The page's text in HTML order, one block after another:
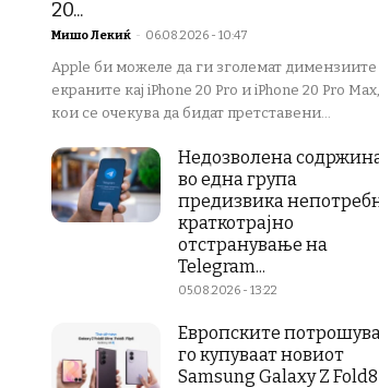
20...
Мишо Лекиќ - 06.08.2026 - 10:47
Apple би можеле да ги зголемат димензиите
екраните кај iPhone 20 Pro и iPhone 20 Pro Max,
кои се очекува да бидат претставени...
Недозволена
во една група
предизвика
краткотрајно
отстранување на
Telegram...
05.08.2026 - 13:22
Европските
го купуваат новиот
Samsung Galaxy Z Fold8